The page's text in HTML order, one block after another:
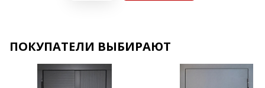
ПОКУПАТЕЛИ ВЫБИРАЮТ